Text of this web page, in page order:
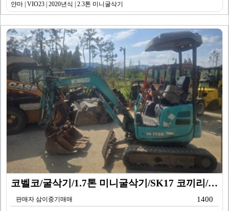
얀마 | VIO23 | 2020년식 | 2.3톤 미니굴삭기
코벨코/굴삭기/1.7톤 미니굴삭기/SK17 코끼리/20…
판매자 삼이중기매매 1400